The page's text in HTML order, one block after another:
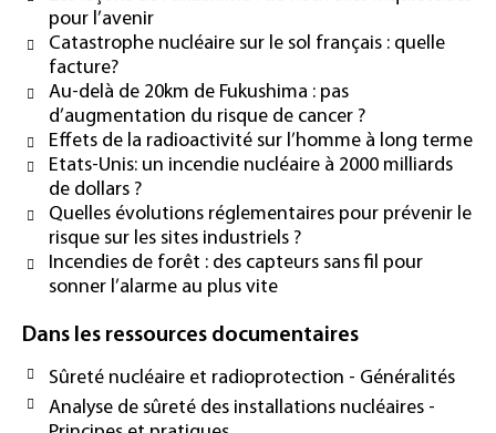
pour l’avenir
Catastrophe nucléaire sur le sol français : quelle
facture?
Au-delà de 20km de Fukushima : pas
d’augmentation du risque de cancer ?
Effets de la radioactivité sur l’homme à long terme
Etats-Unis: un incendie nucléaire à 2000 milliards
de dollars ?
Quelles évolutions réglementaires pour prévenir le
risque sur les sites industriels ?
Incendies de forêt : des capteurs sans fil pour
sonner l’alarme au plus vite
Dans les ressources documentaires
Sûreté nucléaire et radioprotection - Généralités
Analyse de sûreté des installations nucléaires -